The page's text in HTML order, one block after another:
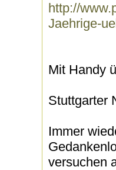
http://
Jaehrige-
Mit Handy
Stuttgarter
Immer
versuchen